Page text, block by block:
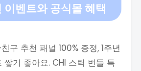
이벤트와 공식몰 혜택
구 추천 패널 100% 증정, 1주년
쌓기 좋아요. CHI 스틱 번들 특